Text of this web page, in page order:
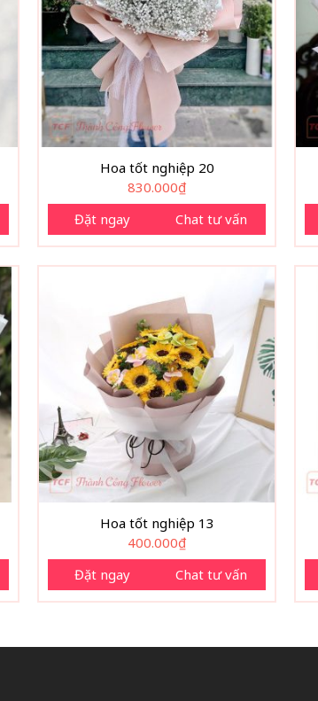
Hoa tốt nghiệp 20
830.000₫
Đặt ngay
Chat tư vấn
Hoa tốt nghiệp 13
400.000₫
Đặt ngay
Chat tư vấn